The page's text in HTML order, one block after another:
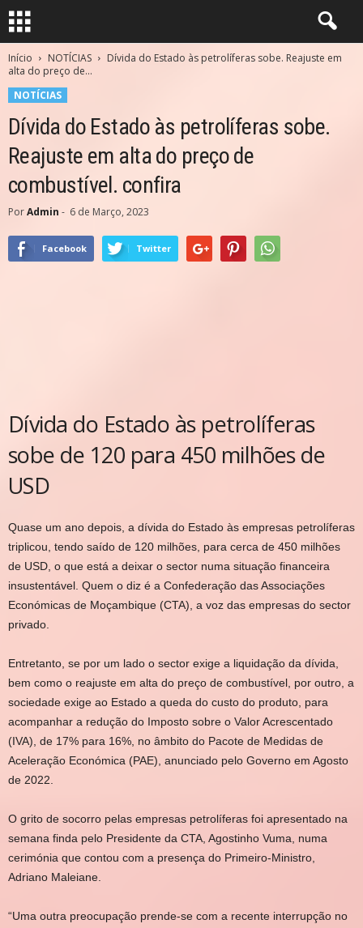
Início NOTÍCIAS
Dívida do Estado às petrolíferas sobe. Reajuste em
alta do preço de...
NOTÍCIAS
Dívida do Estado às petrolíferas sobe.
Reajuste em alta do preço de
combustível. confira
PorAdmin - 6 de Março, 2023
Facebook Twitter
Dívida do Estado às petrolíferas
sobe de 120 para 450 milhões de
USD
Quase um ano depois, a dívida do Estado às empresas petrolíferas
triplicou, tendo saído de 120 milhões, para cerca de 450 milhões
de USD, o que está a deixar o sector numa situação financeira
insustentável. Quem o diz é a Confederação das Associações
Económicas de Moçambique (CTA), a voz das empresas do sector
privado.
Entretanto, se por um lado o sector exige a liquidação da dívida,
bem como o reajuste em alta do preço de combustível, por outro, a
sociedade exige ao Estado a queda do custo do produto, para
acompanhar a redução do Imposto sobre o Valor Acrescentado
(IVA), de 17% para 16%, no âmbito do Pacote de Medidas de
Aceleração Económica (PAE), anunciado pelo Governo em Agosto
de 2022.
O grito de socorro pelas empresas petrolíferas foi apresentado na
semana finda pelo Presidente da CTA, Agostinho Vuma, numa
cerimónia que contou com a presença do Primeiro-Ministro,
Adriano Maleiane.
“Uma outra preocupação prende-se com a recente interrupção no